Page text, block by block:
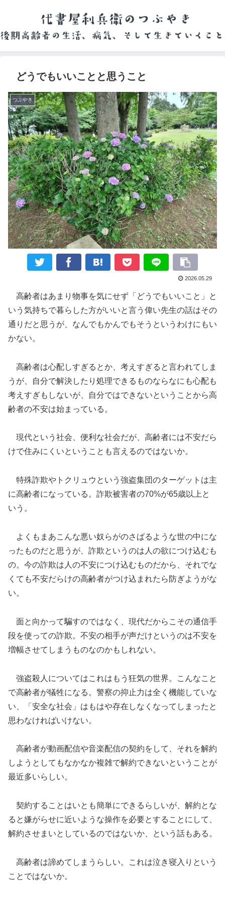
どうでもいいことと思うこと
つぶやき
2026.05.29
高齢者はあまり物事を気にせず「どうでもいいこと」と
いう気持ちで暮らした方がいいと言う偉い先生の話はその
通りだと思うが、なんでもかんでもそうというわけにもい
かない。
高齢者は心配しすぎるとか、考えすぎると言われてしま
うが、自分で解決したり処理できるものならなにも心配も
考えすぎもしないが、自分ではできないということから高
齢者の不安は始まっている。
現代という社会、便利な社会だが、高齢者には不安だら
けで住みにくいということも言えるのではないか。
特殊詐欺やトクリュウという強盗集団のターゲットは主
に高齢者になっている。詐欺被害者の70%が65歳以上と
いう。
よくもまあこんな悪い奴らがのさばるような世の中にな
ったものだと思うが、詐欺というのは人の欲につけ込むも
の。今の詐欺は人の不安につけ込むものだから、それでな
くても不安だらけの高齢者がつけ込まれたら防ぎようがな
い。
面と向かって騙すのではなく、現代だからこその通信手
段を使っての詐欺。不安の相手が声だけというのは不安を
増幅させてしまうものなのかもしれない。
強盗殺人についてはこれはもう狂気の世界。こんなこと
で高齢者が犠牲になる。警察の抑止力は全く機能していな
い、「安全な社会」はもはや存在しなくなってしまったと
思わなければいけない。
高齢者が動画配信や音楽配信の契約をして、それを解約
しようとしてもなかなか複雑で解約できないということが
最近多いらしい。
契約することはいとも簡単にできるらしいが、解約とな
ると嫌がらせに近いような操作を必要とすることにして、
解約させまいとしているのではないか、という話もある。
高齢者は諦めてしまうらしい。これは泣き寝入りという
ことではないか。